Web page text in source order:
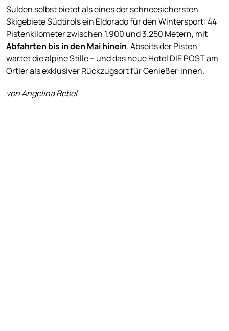
Sulden selbst bietet als eines der schneesichersten
Skigebiete Südtirols ein Eldorado für den Wintersport: 44
Pistenkilometer zwischen 1.900 und 3.250 Metern, mit
Abfahrten bis in den Mai hinein. Abseits der Pisten
wartet die alpine Stille – und das neue Hotel DIE POST am
Ortler als exklusiver Rückzugsort für Genießer:innen.
von Angelina Rebel